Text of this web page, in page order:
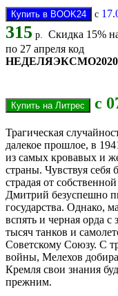
с
315 р.
Скидка 15%
по 27 апреля код
НЕДЕЛЯЭКСМО2020
с
Трагическая
далекое прошлое, в
из самых кровавых и
страны. Чувствуя
страдая от
Дмитрий безуспешно
государства. Однако,
вспять и черная орда с
тысяч танков и
Советскому Союзу. С
войны, Мелехов
Кремля свои знания
прежним.